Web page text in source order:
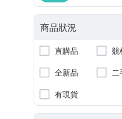
商品狀況
直購品
競
全新品
二
有現貨